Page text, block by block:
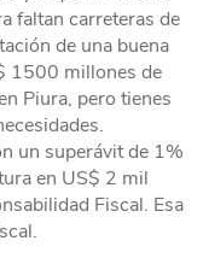
faltan carreteras de
de una buena
1500 millones de
Piura, pero tienes
un superávit de 1%
en US$ 2 mil
Fiscal. Esa